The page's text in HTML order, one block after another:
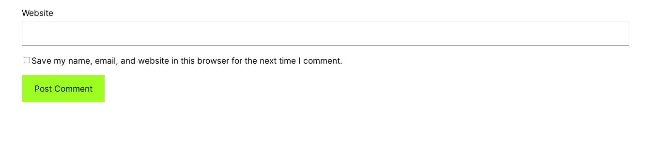
Website
Save my name, email, and website in this browser for the next time I comment.